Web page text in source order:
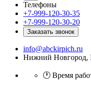
Телефоны
+7-999-120-30-35
+7-999-120-30-20
Заказать звонок
info@abckirpich.ru
Нижний Новгород,
🕐 Время